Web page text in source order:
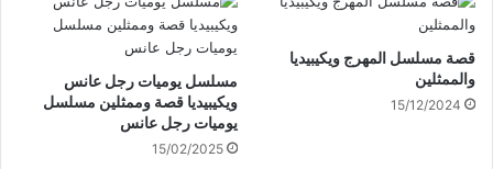
قصة مسلسل المهرج ويكيبيديا
والممثلين
15/12/2024
مسلسل يوميات رجل عانس
ويكيبيديا قصة وممثلين مسلسل
يوميات رجل عانس
15/02/2025